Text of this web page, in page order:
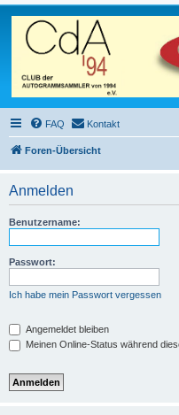
FAQ Kontakt
Foren-Übersicht
Anmelden
Benutzername:
Passwort:
Ich habe mein Passwort vergessen
Angemeldet bleiben
Meinen Online-Status während